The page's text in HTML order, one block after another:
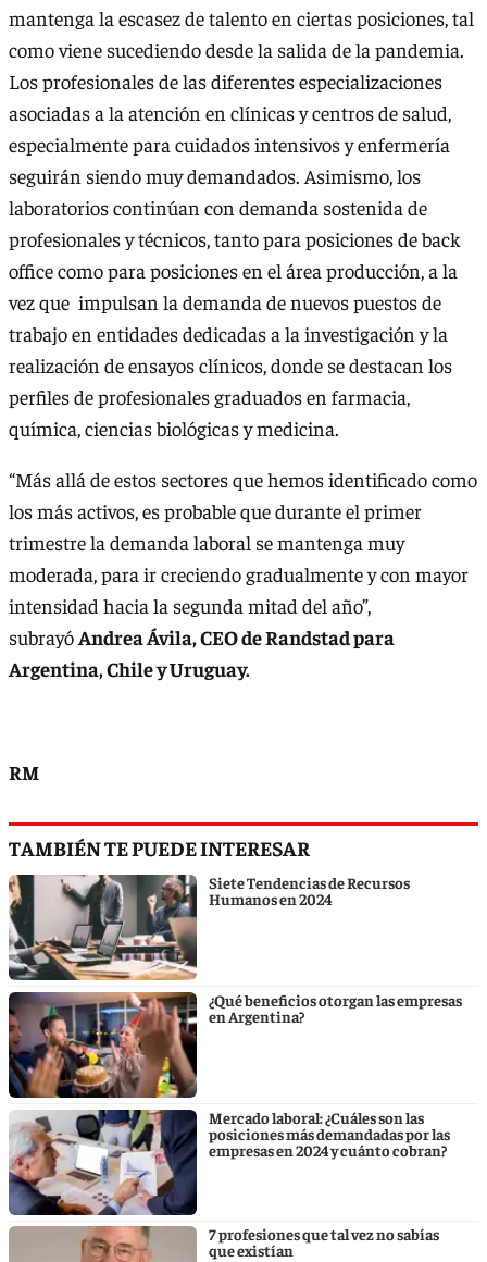
mantenga la escasez de talento en ciertas posiciones, tal
como viene sucediendo desde la salida de la pandemia.
Los profesionales de las diferentes especializaciones
asociadas a la atención en clínicas y centros de salud,
especialmente para cuidados intensivos y enfermería
seguirán siendo muy demandados. Asimismo, los
laboratorios continúan con demanda sostenida de
profesionales y técnicos, tanto para posiciones de back
office como para posiciones en el área producción, a la
vez que impulsan la demanda de nuevos puestos de
trabajo en entidades dedicadas a la investigación y la
realización de ensayos clínicos, donde se destacan los
perfiles de profesionales graduados en farmacia,
química, ciencias biológicas y medicina.
“Más allá de estos sectores que hemos identificado como
los más activos, es probable que durante el primer
trimestre la demanda laboral se mantenga muy
moderada, para ir creciendo gradualmente y con mayor
intensidad hacia la segunda mitad del año”,
subrayóAndrea Ávila, CEO de Randstad para
Argentina, Chile y Uruguay.
RM
TAMBIÉN TE PUEDE INTERESAR
Siete Tendencias de Recursos
Humanos en 2024
¿Qué beneficios otorgan las empresas
en Argentina?
Mercado laboral: ¿Cuáles son las
posiciones más demandadas por las
empresas en 2024 y cuánto cobran?
7 profesiones que tal vez no sabías
que existían